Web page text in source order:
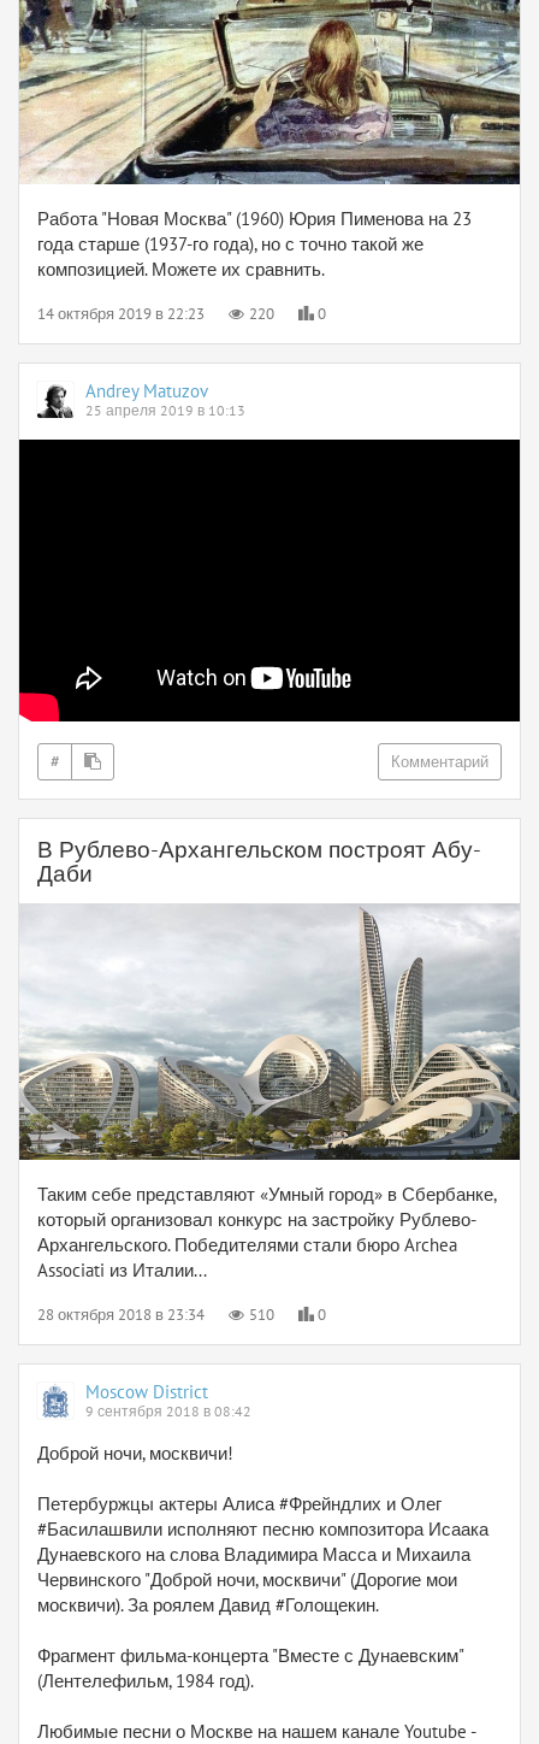
Работа "Новая Москва" (1960) Юрия Пименова на 23
года старше (1937-го года), но с точно такой же
композицией. Можете их сравнить.
14 октября 2019 в 22:23 220 0
Andrey Matuzov
25 апреля 2019 в 10:13
# Комментарий
В Рублево-Архангельском построят Абу-
Даби
Таким себе представляют «Умный город» в Сбербанке,
который организовал конкурс на застройку Рублево-
Архангельского. Победителями стали бюро Archea
Associati из Италии...
28 октября 2018 в 23:34 510 0
Moscow District
9 сентября 2018 в 08:42
Доброй ночи, москвичи!
Петербуржцы актеры Алиса #Фрейндлих и Олег
#Басилашвили исполняют песню композитора Исаака
Дунаевского на слова Владимира Масса и Михаила
Червинского "Доброй ночи, москвичи" (Дорогие мои
москвичи). За роялем Давид #Голощекин.
Фрагмент фильма-концерта "Вместе с Дунаевским"
(Лентелефильм, 1984 год).
Любимые песни о Москве на нашем канале Youtube -